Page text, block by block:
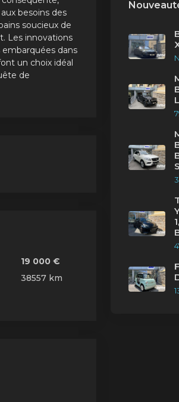
besoins des
soucieux de
Les innovations
dans
un choix idéal
de
19 000 €
38557 km